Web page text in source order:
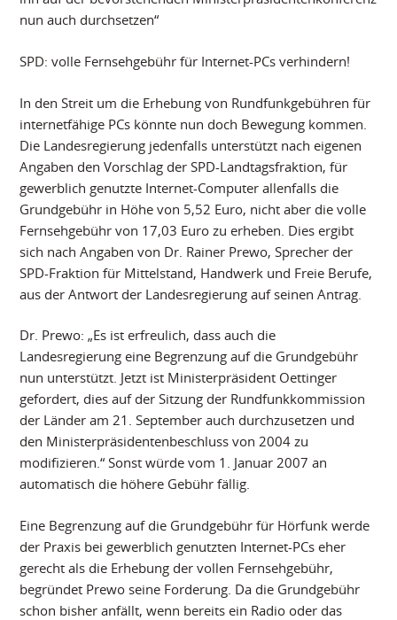
nun auch durchsetzen“
SPD: volle Fernsehgebühr für Internet-PCs verhindern!
In den Streit um die Erhebung von Rundfunkgebühren für
internetfähige PCs könnte nun doch Bewegung kommen.
Die Landesregierung jedenfalls unterstützt nach eigenen
Angaben den Vorschlag der SPD-Landtagsfraktion, für
gewerblich genutzte Internet-Computer allenfalls die
Grundgebühr in Höhe von 5,52 Euro, nicht aber die volle
Fernsehgebühr von 17,03 Euro zu erheben. Dies ergibt
sich nach Angaben von Dr. Rainer Prewo, Sprecher der
SPD-Fraktion für Mittelstand, Handwerk und Freie Berufe,
aus der Antwort der Landesregierung auf seinen Antrag.
Dr. Prewo: „Es ist erfreulich, dass auch die
Landesregierung eine Begrenzung auf die Grundgebühr
nun unterstützt. Jetzt ist Ministerpräsident Oettinger
gefordert, dies auf der Sitzung der Rundfunkkommission
der Länder am 21. September auch durchzusetzen und
den Ministerpräsidentenbeschluss von 2004 zu
modifizieren.“ Sonst würde vom 1. Januar 2007 an
automatisch die höhere Gebühr fällig.
Eine Begrenzung auf die Grundgebühr für Hörfunk werde
der Praxis bei gewerblich genutzten Internet-PCs eher
gerecht als die Erhebung der vollen Fernsehgebühr,
begründet Prewo seine Forderung. Da die Grundgebühr
schon bisher anfällt, wenn bereits ein Radio oder das